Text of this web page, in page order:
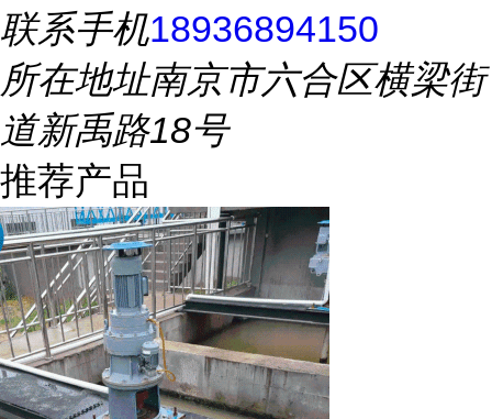
联系手机18936894150
所在地址南京市六合区横梁街
道新禹路18号
推荐产品